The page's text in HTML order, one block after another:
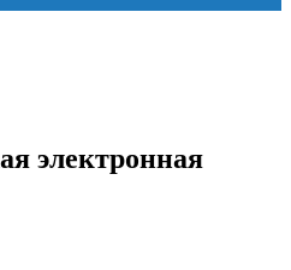
электронная